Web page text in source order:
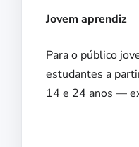
Jovem aprendiz
Para o público
estudantes a
14 e 24 anos —